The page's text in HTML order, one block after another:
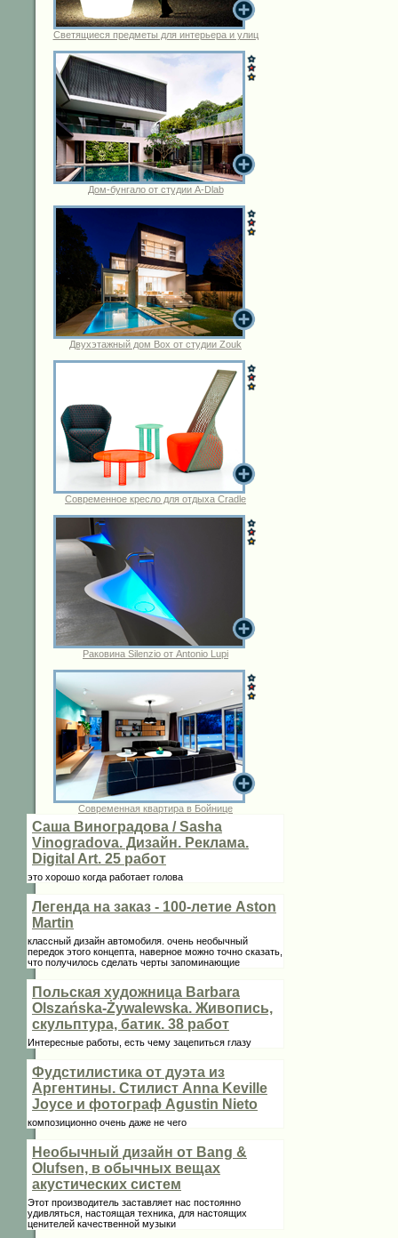
Светящиеся предметы для интерьера и улиц
Дом-бунгало от студии A-Dlab
Двухэтажный дом Box от студии Zouk
Современное кресло для отдыха Cradle
Раковина Silenzio от Antonio Lupi
Современная квартира в Бойнице
Саша Виноградова / Sasha
Vinogradova. Дизайн. Реклама.
Digital Art. 25 работ
это хорошо когда работает голова
Легенда на заказ - 100-летие Aston
Martin
классный дизайн автомобиля. очень необычный
передок этого концепта, наверное можно точно сказать,
что получилось сделать черты запоминающие
Польская художница Barbara
Olszańska-Żywalewska. Живопись,
скульптура, батик. 38 работ
Интересные работы, есть чему зацепиться глазу
Фудстилистика от дуэта из
Аргентины. Стилист Anna Keville
Joycе и фотограф Agustin Nieto
композиционно очень даже не чего
Необычный дизайн от Bang &
Olufsen, в обычных вещах
акустических систем
Этот производитель заставляет нас постоянно
удивляться, настоящая техника, для настоящих
ценителей качественной музыки